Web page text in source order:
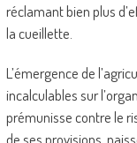
réclamant bien plus
la cueillette.
L’émergence de
incalculables sur
prémunisse contre le
de ses provisions,